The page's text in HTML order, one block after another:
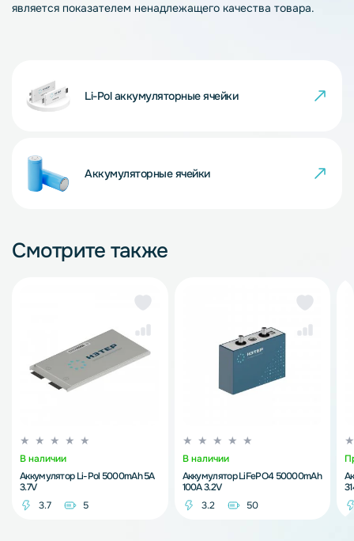
является показателем ненадлежащего качества товара.
Li-Pol аккумуляторные ячейки
Аккумуляторные ячейки
Смотрите также
В наличии
Аккумулятор Li-Pol 5000mAh 5A
3.7V
3.7
5
В наличии
Аккумулятор LiFePO4 50000mAh
100A 3.2V
3.2
50